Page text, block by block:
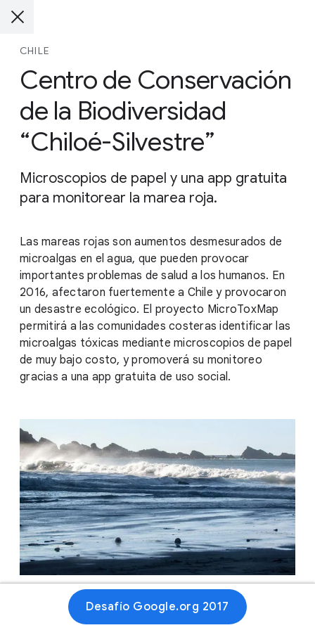
CHILE
Centro de Conservación
de la Biodiversidad
“Chiloé-Silvestre”
Microscopios de papel y una app gratuita
para monitorear la marea roja.
Las mareas rojas son aumentos desmesurados de
microalgas en el agua, que pueden provocar
importantes problemas de salud a los humanos. En
2016, afectaron fuertemente a Chile y provocaron
un desastre ecológico. El proyecto MicroToxMap
permitirá a las comunidades costeras identificar las
microalgas tóxicas mediante microscopios de papel
de muy bajo costo, y promoverá su monitoreo
gracias a una app gratuita de uso social.
Sitio web
Desafío Google.org 2017